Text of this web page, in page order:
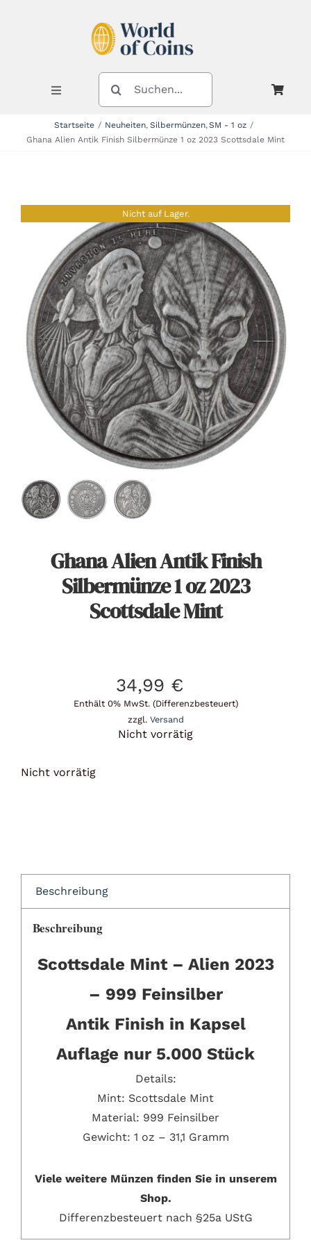
Toggle
Navigation
Kategorien
Neuheiten
Angebote
Über Uns
Kontakt
Mein Konto
SUCHE
NACH:
Startseite Neuheiten Silbermünzen SM - 1 oz
Ghana Alien Antik Finish Silbermünze 1 oz 2023 Scottsdale Mint
Nicht auf Lager.
Ghana Alien Antik Finish
Silbermünze 1 oz 2023
Scottsdale Mint
34,99 €
Enthält 0% MwSt. (Differenzbesteuert)
zzgl. Versand
Nicht vorrätig
Nicht vorrätig
Beschreibung
Beschreibung
Scottsdale Mint – Alien 2023
– 999 Feinsilber
Antik Finish in Kapsel
Auflage nur 5.000 Stück
Details:
Mint: Scottsdale Mint
Material: 999 Feinsilber
Gewicht: 1 oz – 31,1 Gramm
Viele weitere Münzen finden Sie in unserem
Shop.
Differenzbesteuert nach §25a UStG